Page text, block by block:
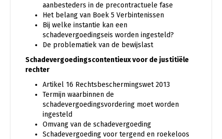
aanbesteders in de precontractuele fase
Het belang van Boek 5 Verbintenissen
Bij welke instantie kan een
schadevergoedingseis worden ingesteld?
De problematiek van de bewijslast
Schadevergoedingscontentieux voor de justitiële
rechter
Artikel 16 Rechtsbeschermingswet 2013
Termijn waarbinnen de
schadevergoedingsvordering moet worden
ingesteld
Omvang van de schadevergoeding
Schadevergoeding voor tergend en roekeloos